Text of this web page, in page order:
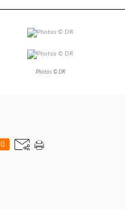
Photos © DR
0